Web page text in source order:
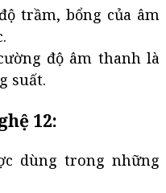
trầm, bổng của âm
độ âm thanh là
suất.
12:
dùng trong những